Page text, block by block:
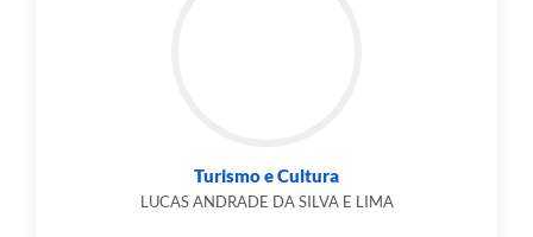
Turismo e Cultura
LUCAS ANDRADE DA SILVA E LIMA